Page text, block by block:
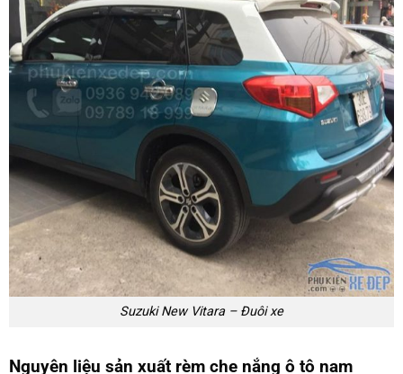
Suzuki New Vitara – Đuôi xe
Nguyên liệu sản xuất rèm che nắng ô tô nam